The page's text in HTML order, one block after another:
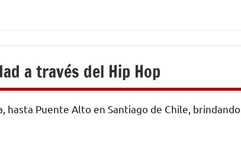
a través del Hip Hop
hasta Puente Alto en Santiago de Chile, brindando